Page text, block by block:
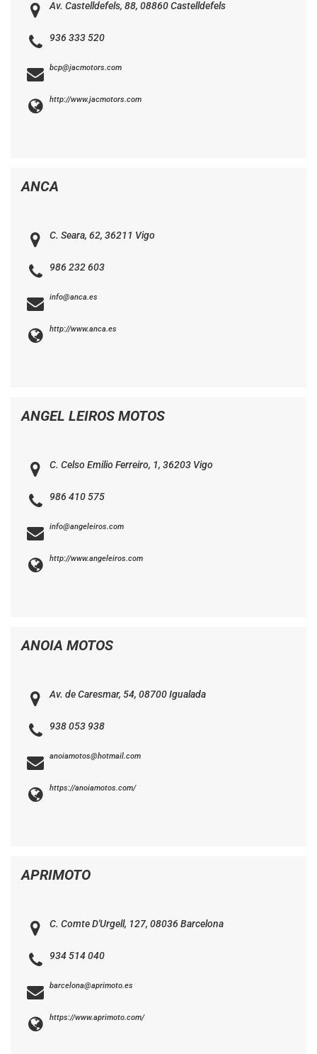
Av. Castelldefels, 88, 08860 Castelldefels
936 333 520
bcp@jacmotors.com
http://www.jacmotors.com
ANCA
C. Seara, 62, 36211 Vigo
986 232 603
info@anca.es
http://www.anca.es
ANGEL LEIROS MOTOS
C. Celso Emilio Ferreiro, 1, 36203 Vigo
986 410 575
info@angeleiros.com
http://www.angeleiros.com
ANOIA MOTOS
Av. de Caresmar, 54, 08700 Igualada
938 053 938
anoiamotos@hotmail.com
https://anoiamotos.com/
APRIMOTO
C. Comte D'Urgell, 127, 08036 Barcelona
934 514 040
barcelona@aprimoto.es
https://www.aprimoto.com/